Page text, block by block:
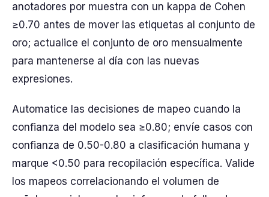
anotadores por muestra con un kappa de Cohen
≥0.70 antes de mover las etiquetas al conjunto de
oro; actualice el conjunto de oro mensualmente
para mantenerse al día con las nuevas
expresiones.
Automatice las decisiones de mapeo cuando la
confianza del modelo sea ≥0.80; envíe casos con
confianza de 0.50-0.80 a clasificación humana y
marque <0.50 para recopilación específica. Valide
los mapeos correlacionando el volumen de